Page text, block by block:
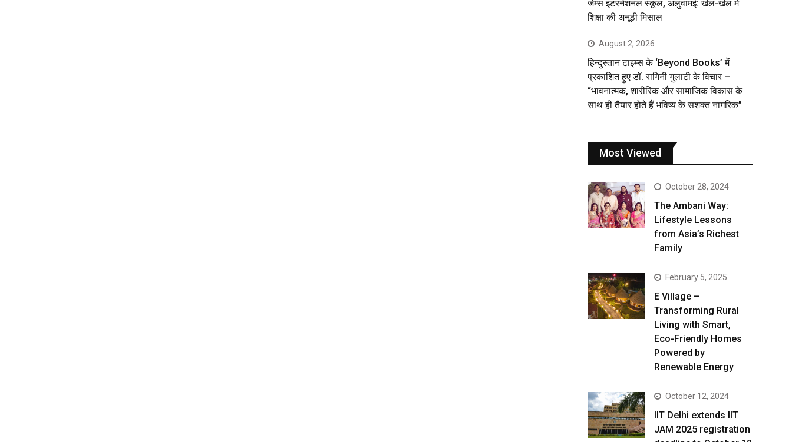
जेम्स इंटरनेशनल स्कूल, अलुवामई: खेल-खेल में
शिक्षा की अनूठी मिसाल
August 2, 2026
हिन्दुस्तान टाइम्स के ‘Beyond Books’ में
प्रकाशित हुए डॉ. रागिनी गुलाटी के विचार –
“भावनात्मक, शारीरिक और सामाजिक विकास के
साथ ही तैयार होते हैं भविष्य के सशक्त नागरिक”
Most Viewed
October 28, 2024
The Ambani Way:
Lifestyle Lessons
from Asia’s Richest
Family
February 5, 2025
E Village –
Transforming Rural
Living with Smart,
Eco-Friendly Homes
Powered by
Renewable Energy
October 12, 2024
IIT Delhi extends IIT
JAM 2025 registration